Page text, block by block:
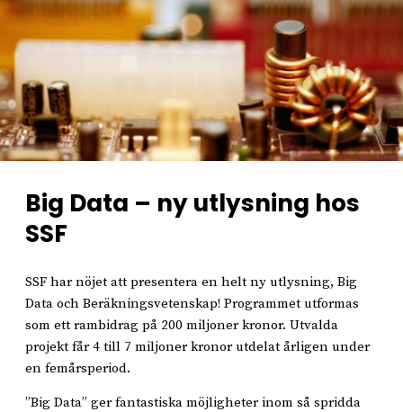
Big Data – ny utlysning hos
SSF
SSF har nöjet att presentera en helt ny utlysning, Big
Data och Beräkningsvetenskap! Programmet utformas
som ett rambidrag på 200 miljoner kronor. Utvalda
projekt får 4 till 7 miljoner kronor utdelat årligen under
en femårsperiod.
”Big Data” ger fantastiska möjligheter inom så spridda